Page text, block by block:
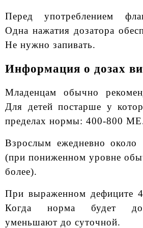
Перед употреблением
Одна нажатия дозатора
Не нужно запивать.
Информация о дозах
Младенцам обычно
Для детей постарше у
пределах нормы: 400-800
Взрослым ежедневно
(при пониженном уровне
более).
При выраженном дефиците
Когда норма будет
уменьшают до суточной.